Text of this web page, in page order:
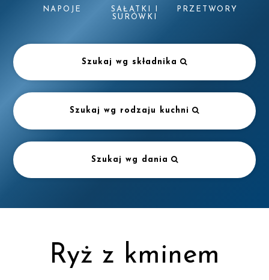
NAPOJE
SAŁATKI I
SURÓWKI
PRZETWORY
Szukaj wg składnika
Szukaj wg rodzaju kuchni
Szukaj wg dania
Ryż z kminem